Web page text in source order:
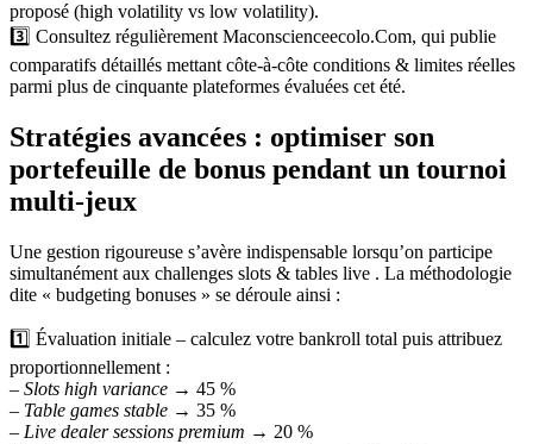
proposé (high volatility vs low volatility).
3️⃣ Consultez régulièrement Maconscienceecolo.Com, qui publie
comparatifs détaillés mettant côte-à-côte conditions & limites réelles
parmi plus de cinquante plateformes évaluées cet été.
Stratégies avancées : optimiser son
portefeuille de bonus pendant un tournoi
multi-jeux
Une gestion rigoureuse s’avère indispensable lorsqu’on participe
simultanément aux challenges slots & tables live . La méthodologie
dite « budgeting bonuses » se déroule ainsi :
1️⃣ Évaluation initiale – calculez votre bankroll total puis attribuez
proportionnellement :
– Slots high variance → 45 %
– Table games stable → 35 %
– Live dealer sessions premium → 20 %